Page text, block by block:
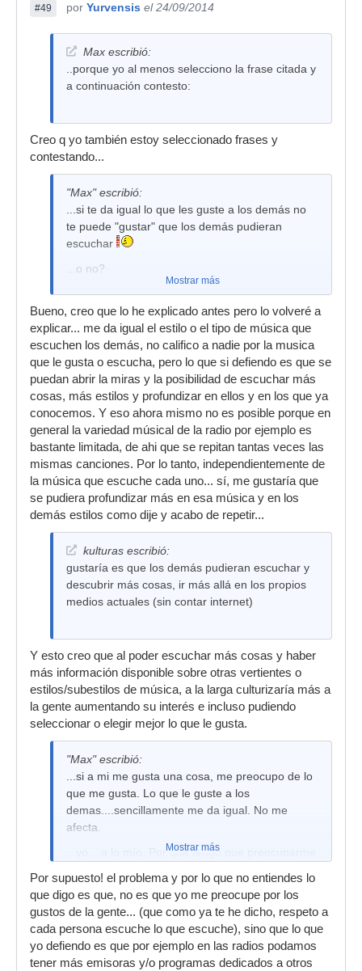
#49 por Yurvensis el 24/09/2014
Max escribió:
..porque yo al menos selecciono la frase citada y
a continuación contesto:
Creo q yo también estoy seleccionado frases y
contestando...
"Max" escribió:
...si te da igual lo que les guste a los demás no
te puede "gustar" que los demás pudieran
escuchar
...o no?
Mostrar más
Bueno, creo que lo he explicado antes pero lo volveré a
explicar... me da igual el estilo o el tipo de música que
escuchen los demás, no califico a nadie por la musica
que le gusta o escucha, pero lo que si defiendo es que se
puedan abrir la miras y la posibilidad de escuchar más
cosas, más estilos y profundizar en ellos y en los que ya
conocemos. Y eso ahora mismo no es posible porque en
general la variedad músical de la radio por ejemplo es
bastante limitada, de ahi que se repitan tantas veces las
mismas canciones. Por lo tanto, independientemente de
la música que escuche cada uno... sí, me gustaría que
se pudiera profundizar más en esa música y en los
demás estilos como dije y acabo de repetir...
kulturas escribió:
gustaría es que los demás pudieran escuchar y
descubrir más cosas, ir más allá en los propios
medios actuales (sin contar internet)
Y esto creo que al poder escuchar más cosas y haber
más información disponible sobre otras vertientes o
estilos/subestilos de música, a la larga culturizaría más a
la gente aumentando su interés e incluso pudiendo
seleccionar o elegir mejor lo que le gusta.
"Max" escribió:
...si a mi me gusta una cosa, me preocupo de lo
que me gusta. Lo que le guste a los
demas....sencillamente me da igual. No me
afecta.
...yo....a lo mío. Por qué tengo que preocuparme
Mostrar más
Por supuesto! el problema y por lo que no entiendes lo
que digo es que, no es que yo me preocupe por los
gustos de la gente... (que como ya te he dicho, respeto a
cada persona escuche lo que escuche), sino que lo que
yo defiendo es que por ejemplo en las radios podamos
tener más emisoras y/o programas dedicados a otros